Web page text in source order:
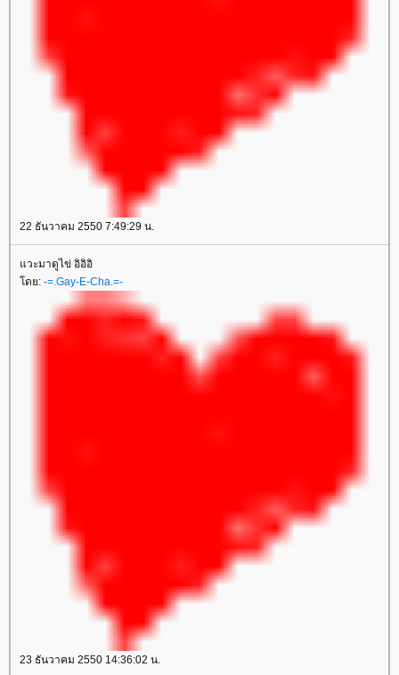
22 ธันวาคม 2550 7:49:29 น.
วะมาดูไข่ อิอิอิ
ดย: -=.Gay-E-Cha.=-
23 ธันวาคม 2550 14:36:02 น.